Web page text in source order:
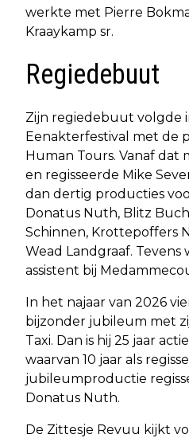
werkte met Pierre
Kraaykamp sr.
Regiedebuut
Zijn regiedebuut volgde
Eenakterfestival met de
Human Tours. Vanaf dat
en regisseerde Mike
dan dertig producties
Donatus Nuth, Blitz
Schinnen, Krottepoffers
Wead Landgraaf. Tevens
assistent bij
In het najaar van 2026
bijzonder jubileum met
Taxi. Dan is hij 25 jaar
waarvan 10 jaar als
jubileumproductie
Donatus Nuth.
De Zittesje Revuu kijkt